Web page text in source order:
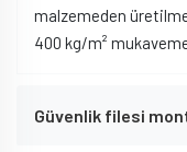
malzemeden
400 kg/m²
Güvenlik filesi